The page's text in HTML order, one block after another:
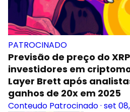
PATROCINADO
Previsão de preço do
investidores em
Layer Brett após
ganhos de 20x em 2025
Conteudo Patrocinado· set